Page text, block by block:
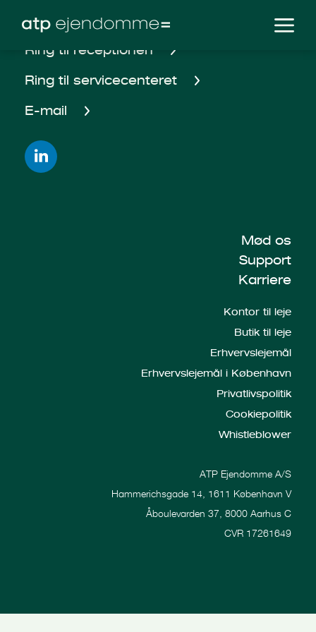
Ring til receptionen
Ring til servicecenteret
E-mail
Mød os
Support
Karriere
Kontor til leje
Butik til leje
Erhvervslejemål
Erhvervslejemål i København
Privatlivspolitik
Cookiepolitik
Whistleblower
ATP Ejendomme A/S
Hammerichsgade 14, 1611 København V
Åboulevarden 37, 8000 Aarhus C
CVR 17261649